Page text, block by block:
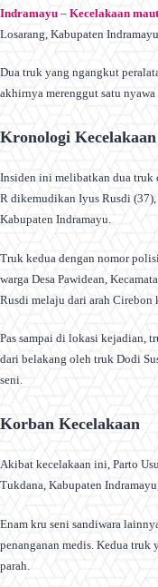
Indramayu – Kecelakaan maut
Losarang, Kabupaten
Dua truk yang ngangkut
akhirnya merenggut satu
Kronologi Kecelakaan
Insiden ini melibatkan dua truk
R dikemudikan Iyus Rusdi (37),
Kabupaten Indramayu.
Truk kedua dengan nomor
warga Desa Pawidean,
Rusdi melaju dari arah Cirebon
Pas sampai di lokasi kejadian,
dari belakang oleh truk Dodi
seni.
Korban Kecelakaan
Akibat kecelakaan ini, Parto
Tukdana, Kabupaten
Enam kru seni sandiwara
penanganan medis. Kedua
parah.